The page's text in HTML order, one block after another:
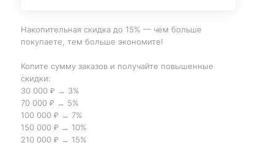
Накопительная скидка до 15% — чем больше
покупаете, тем больше экономите!
Копите сумму заказов и получайте повышенные
скидки:
30 000 ₽ → 3%
70 000 ₽ → 5%
100 000 ₽ → 7%
150 000 ₽ → 10%
210 000 ₽ → 15%